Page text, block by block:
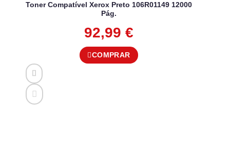
Toner Compatível Xerox Preto 106R01149 12000
Pág.
92,99 €
COMPRAR